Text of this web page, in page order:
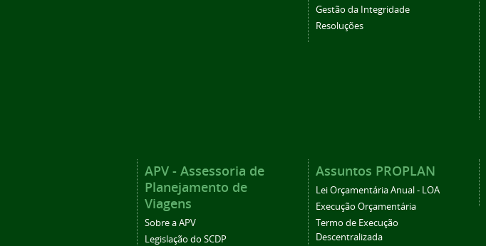
Gestão da Integridade
Resoluções
APV - Assessoria de
Planejamento de
Viagens
Sobre a APV
Legislação do SCDP
Assuntos PROPLAN
Lei Orçamentária Anual - LOA
Execução Orçamentária
Termo de Execução
Descentralizada